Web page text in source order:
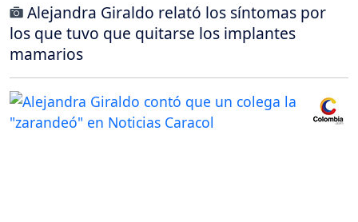
Alejandra Giraldo relató los síntomas por
los que tuvo que quitarse los implantes
mamarios